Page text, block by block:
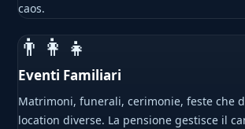
caos.
👨‍👩‍👧
Eventi Familiari
Matrimoni, funerali, cerimonie, feste che
location diverse. La pensione gestisce il